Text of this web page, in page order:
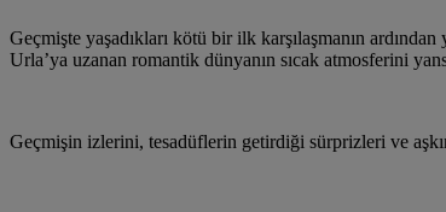
Geçmişte yaşadıkları kötü bir ilk karşılaşmanın
Urla’ya uzanan romantik dünyanın sıcak atmosferini
Geçmişin izlerini, tesadüflerin getirdiği sürprizleri ve